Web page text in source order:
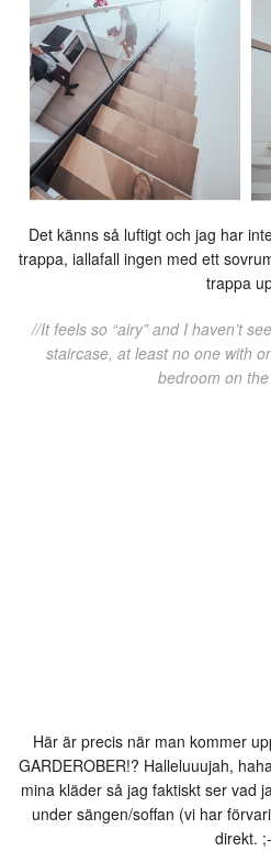
Det känns så luftigt och jag har
trappa, iallafall ingen med ett
trappa
//It feels so “airy” and I haven’t
staircase, at least no one with
bedroom on
Här är precis när man kommer
GARDEROBER!? Halleluuujah,
mina kläder så jag faktiskt ser vad
under sängen/soffan (vi har
direkt.